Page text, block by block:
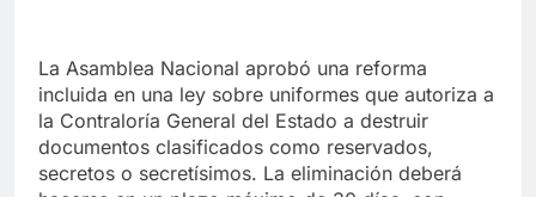
La Asamblea Nacional aprobó una reforma
incluida en una ley sobre uniformes que autoriza a
la Contraloría General del Estado a destruir
documentos clasificados como reservados,
secretos o secretísimos. La eliminación deberá